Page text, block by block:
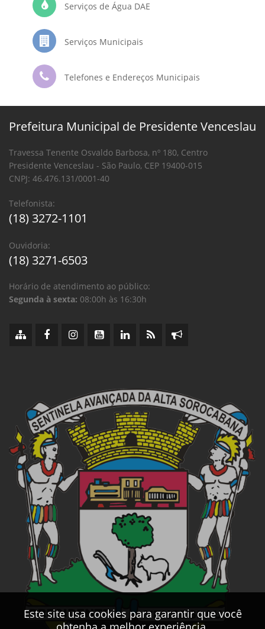
Serviços de Água DAE
Serviços Municipais
Telefones e Endereços Municipais
Este site usa cookies para garantir que você
Prefeitura Municipal de Presidente Venceslau
Travessa Tenente Osvaldo Barbosa, nº 180, Centro
Presidente Venceslau - São Paulo, CEP 19400-015
CNPJ: 46.476.131/0001-40
Telefonista:
(18) 3272-1101
Ouvidoria:
(18) 3271-6503
Horário de atendimento ao público:
Segunda à sexta: 08:00h às 16:30h